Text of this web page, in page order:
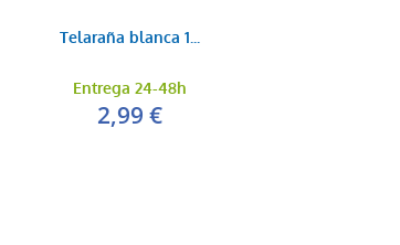
Telaraña blanca 1...
Entrega 24-48h
2,99 €